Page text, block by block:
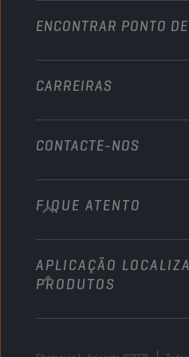
Náutico
ENCONTRAR PONTO
CARREIRAS
CONTACTE-NOS
info@championlubes.com
+32 3 870 00 20
Georges Gilliotstraat, 52
Belgium
FIQUE ATENTO
APLICAÇÃO
PRODUTOS